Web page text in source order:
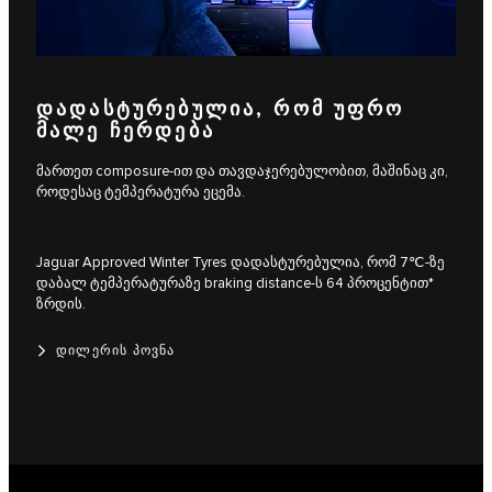
ᲓᲐᲓᲐᲡᲢᲣᲠᲔᲑᲣᲚᲘᲐ, ᲠᲝᲛ ᲣᲤᲠᲝ
ᲛᲐᲚᲔ ᲩᲔᲠᲓᲔᲑᲐ
მართეთ composure-ით და თავდაჯერებულობით, მაშინაც კი,
როდესაც ტემპერატურა ეცემა.
Jaguar Approved Winter Tyres დადასტურებულია, რომ 7℃-ზე
დაბალ ტემპერატურაზე braking distance-ს 64 პროცენტით*
ზრდის.
ᲓᲘᲚᲔᲠᲘᲡ ᲞᲝᲕᲜᲐ